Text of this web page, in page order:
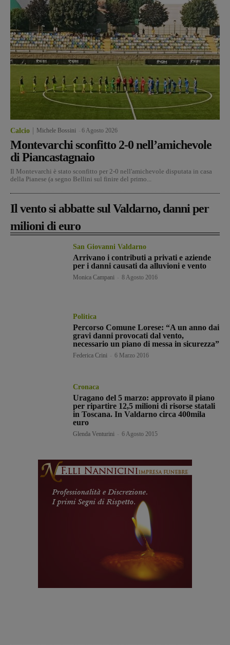
Calcio Michele Bossini 6 Agosto 2026
Montevarchi sconfitto 2-0 nell’amichevole
di Piancastagnaio
Il Montevarchi è stato sconfitto per 2-0 nell'amichevole disputata in casa
della Pianese (a segno Bellini sul finire del primo...
Il vento si abbatte sul Valdarno, danni per
milioni di euro
San Giovanni Valdarno
Arrivano i contributi a privati e aziende
per i danni causati da alluvioni e vento
Monica Campani 8 Agosto 2016
Politica
Percorso Comune Lorese: “A un anno dai
gravi danni provocati dal vento,
necessario un piano di messa in sicurezza”
Federica Crini 6 Marzo 2016
Cronaca
Uragano del 5 marzo: approvato il piano
per ripartire 12,5 milioni di risorse statali
in Toscana. In Valdarno circa 400mila
euro
Glenda Venturini 6 Agosto 2015